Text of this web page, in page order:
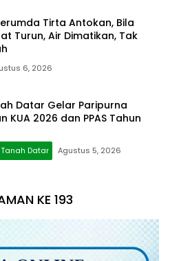
Tirta Antokan, Bila
Turun, Air Dimatikan, Tak
6, 2026
Datar Gelar Paripurna
KUA 2026 dan PPAS Tahun
Datar Agustus 5, 2026
KE 193